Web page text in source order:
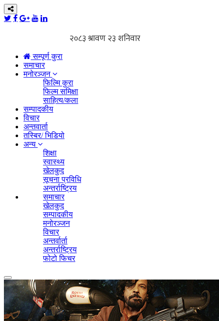
सम्पूर्ण कुरा
समाचार
मनोरञ्जन
फिल्मि कुरा
फिल्म समिक्षा
साहित्य/कला
सम्पादकीय
विचार
अन्तवार्ता
तस्बिर/ भिडियो
अन्य
शिक्षा
स्वास्थ्य
खेलकुद
सूचना प्रविधि
अन्तर्राष्ट्रिय
समाचार
खेलकुद
सम्पादकीय
मनोरञ्जन
विचार
अन्तर्वार्ता
अन्तर्राष्ट्रिय
फोटो फिचर
Toggle
navigation